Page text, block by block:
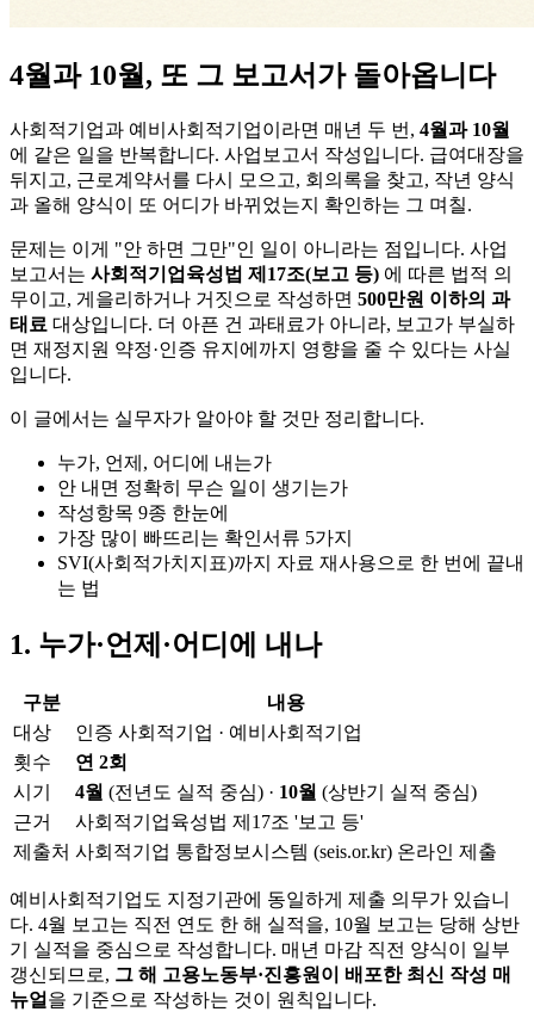
4월과 10월, 또 그 보고서가 돌아옵니다
사회적기업과 예비사회적기업이라면 매년 두 번, 4월과 10월
에 같은 일을 반복합니다. 사업보고서 작성입니다. 급여대장을
뒤지고, 근로계약서를 다시 모으고, 회의록을 찾고, 작년 양식
과 올해 양식이 또 어디가 바뀌었는지 확인하는 그 며칠.
문제는 이게 "안 하면 그만"인 일이 아니라는 점입니다. 사업
보고서는 사회적기업육성법 제17조(보고 등) 에 따른 법적 의
무이고, 게을리하거나 거짓으로 작성하면 500만원 이하의 과
태료 대상입니다. 더 아픈 건 과태료가 아니라, 보고가 부실하
면 재정지원 약정·인증 유지에까지 영향을 줄 수 있다는 사실
입니다.
이 글에서는 실무자가 알아야 할 것만 정리합니다.
누가, 언제, 어디에 내는가
안 내면 정확히 무슨 일이 생기는가
작성항목 9종 한눈에
가장 많이 빠뜨리는 확인서류 5가지
SVI(사회적가치지표)까지 자료 재사용으로 한 번에 끝내
는 법
1. 누가·언제·어디에 내나
구분
내용
대상
인증 사회적기업 · 예비사회적기업
횟수
연 2회
시기
4월 (전년도 실적 중심) · 10월 (상반기 실적 중심)
근거
사회적기업육성법 제17조 '보고 등'
제출처 사회적기업 통합정보시스템 (seis.or.kr) 온라인 제출
예비사회적기업도 지정기관에 동일하게 제출 의무가 있습니
다. 4월 보고는 직전 연도 한 해 실적을, 10월 보고는 당해 상반
기 실적을 중심으로 작성합니다. 매년 마감 직전 양식이 일부
갱신되므로, 그 해 고용노동부·진흥원이 배포한 최신 작성 매
뉴얼 을 기준으로 작성하는 것이 원칙입니다.